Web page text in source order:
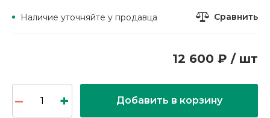
Наличие уточняйте у продавца Сравнить
12 600 ₽ / шт
Добавить в корзину